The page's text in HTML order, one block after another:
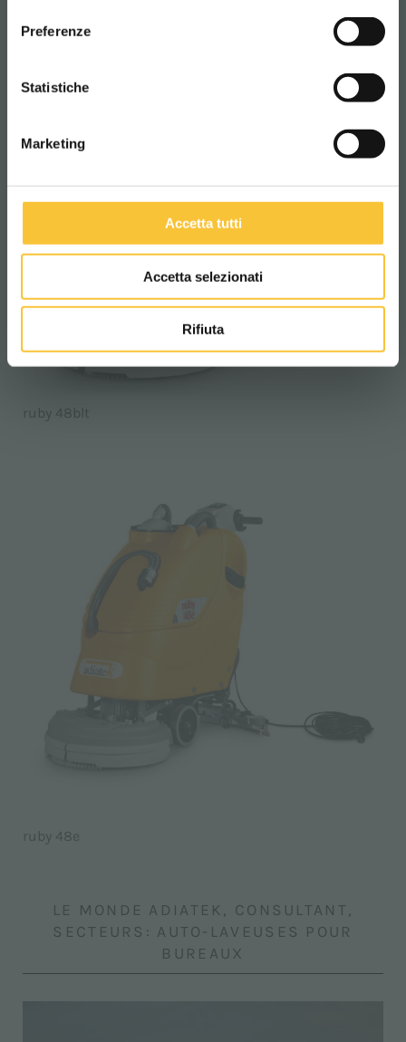
Preferenze
Statistiche
Marketing
Accetta tutti
Accetta selezionati
Rifiuta
ruby 48blt
ruby 48e
LE MONDE ADIATEK, CONSULTANT,
SECTEURS: AUTO-LAVEUSES POUR
BUREAUX